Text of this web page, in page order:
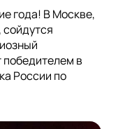
года! В Москве,
победителем в
России по